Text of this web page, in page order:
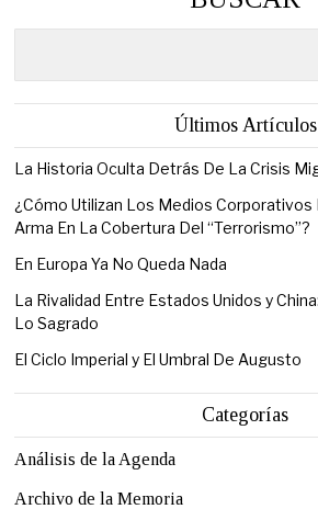
Últimos Artículos
La Historia Oculta Detrás De La Crisis
¿Cómo Utilizan Los Medios Corporativos
Arma En La Cobertura Del “Terrorismo”?
En Europa Ya No Queda Nada
La Rivalidad Entre Estados Unidos y
Lo Sagrado
El Ciclo Imperial y El Umbral De Augusto
Categorías
Análisis de la Agenda
Archivo de la Memoria